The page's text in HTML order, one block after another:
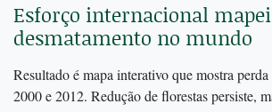
Esforço internacional
desmatamento no mundo
Resultado é mapa interativo que mostra
2000 e 2012. Redução de florestas persiste,